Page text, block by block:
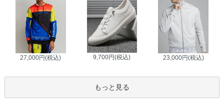
27,000円(税込) 9,700円(税込) 23,000円(税込)
もっと見る